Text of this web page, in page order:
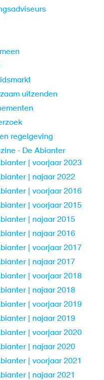
uitzenden
regelgeving
- De Abianter
| voorjaar 2023
| najaar 2022
| voorjaar 2016
| voorjaar 2015
| najaar 2015
| najaar 2016
| voorjaar 2017
| najaar 2017
| voorjaar 2018
| najaar 2018
| voorjaar 2019
| najaar 2019
| voorjaar 2020
| najaar 2020
| voorjaar 2021
| najaar 2021